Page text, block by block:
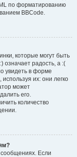
по форматированию
BBCode.
которые могут быть
означает радость, а :(
увидеть в форме
их: они легко
может
его.
количество
Если